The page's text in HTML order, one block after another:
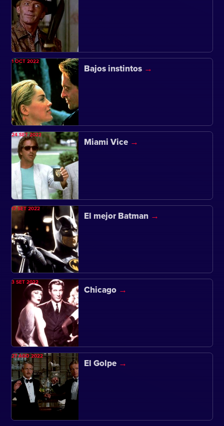
Bajos instintos
1 OCT 2022
Miami Vice
24 SET 2022
El mejor Batman
17 SET 2022
Chicago
3 SET 2022
El Golpe
27 AGO 2022